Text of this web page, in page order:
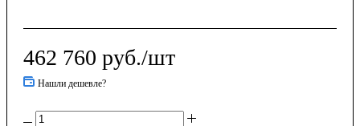
462 760 руб./шт
Нашли дешевле?